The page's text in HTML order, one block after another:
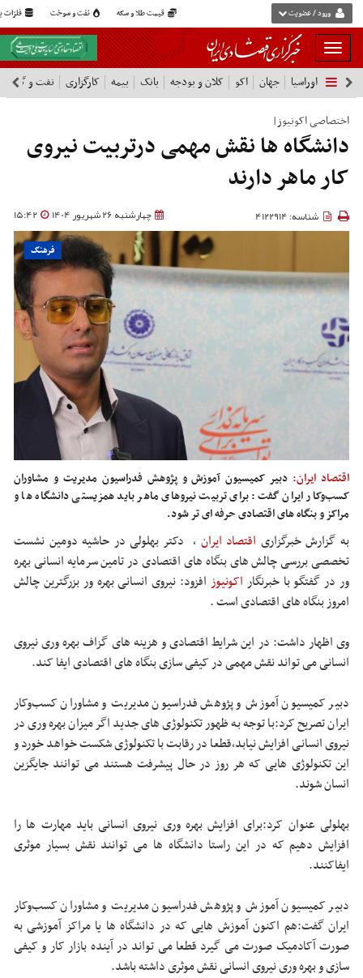
قیمت طلا و سکه نفت و سوخت فلزات ورود / عضویت
بار
و
بسته
نمودن
فهرست
اوراسیا جهان اکو کلان و بودجه بانک بیمه کارگزاری نفت و گاز
اختصاصی اکونیوز|
دانشگاه ها نقش مهمی درتربیت نیروی
کار ماهر دارند
چهارشنبه 26 شهریور 1404 15:42 شناسه: 4122914
فرهنگ
اقتصاد ایران: دبیر کمیسیون آموزش و پژوهش فدراسیون مدیریت و مشاوران
کسب‌وکار ایران گفت: برای تربیت نیروهای ماهر باید همزیستی دانشگاه ها و
مراکز و بنگاه های اقتصادی حرفه ای تر شود.
به گزارش خبرگزاری اقتصاد ایران ، دکتر بهلولی در حاشیه دومین نشست
تخصصی بررسی چالش های بنگاه های اقتصادی در تامین سرمایه انسانی بهره
ور در گفتگو با خبرنگار اکونیوز افزود: نیروی انسانی بهره ور بزرگترین چالش
امروز بنگاه های اقتصادی است .
وی اظهار داشت: در این شرایط اقتصادی و هزینه های گزاف بهره وری نیروی
انسانی می تواند نقش مهمی در کیفی سازی بنگاه های اقتصادی ایفا کند.
دبیر کمیسیون آموزش و پژوهش فدراسیون مدیریت و مشاوران کسب‌وکار
ایران تصریح کرد:با توجه به ظهور تکنولوژی های جدید اگر میزان بهره وری در
نیروی انسانی افزایش نیابد،قطعا در رقابت با تکنولوژی شکست خواهد خورد و
این تکنولوژی هایی که هر روز در حال پیشرفت هستند می توانند جایگزین
انسان شوند.
بهلولی عنوان کرد:برای افزایش بهره وری نیروی انسانی باید مهارت ها را
افزایش دهیم که در این راستا دانشگاه ها می توانند نقش بسیار موثری
ایفاکنند.
دبیر کمیسیون آموزش و پژوهش فدراسیون مدیریت و مشاوران کسب‌وکار
ایران گفت:هم اکنون آموزش هایی که در دانشگاه ها یا مراکز آموزشی به
صورت آکادمیک صورت می گیرد قطعا می تواند در آینده بازار کار و کیفی
سازی و بهره وری نیروی انسانی نقش موثری داشته باشد.